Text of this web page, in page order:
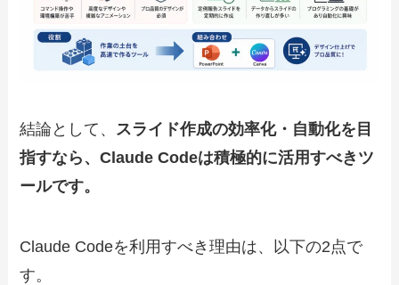
結論として、 スライド作成の効率化・自動化を目
指すなら、Claude Codeは積極的に活用すべきツ
ールです。
Claude Codeを利用すべき理由は、以下の2点で
す。